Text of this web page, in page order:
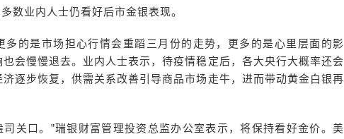
数业内人士仍看好后市金银表现。
的是市场担心行情会重蹈三月份的走势，更多的是心里层面的影
会慢慢退去。业内人士表示，待疫情稳定后，各大央行大概率还会
逐步恢复，供需关系改善引导商品市场走牛，进而带动黄金白银再
关口。”瑞银财富管理投资总监办公室表示，将保持看好金价。美